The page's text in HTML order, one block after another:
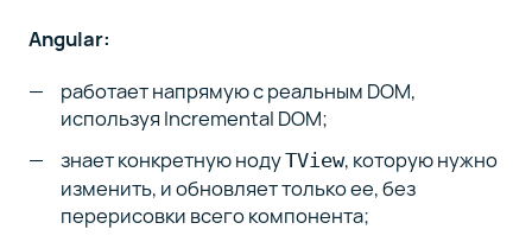
Angular:
работает напрямую с реальным DOM,
используя Incremental DOM;
знает конкретную нодуTView, которую нужно
изменить, и обновляет только ее, без
перерисовки всего компонента;